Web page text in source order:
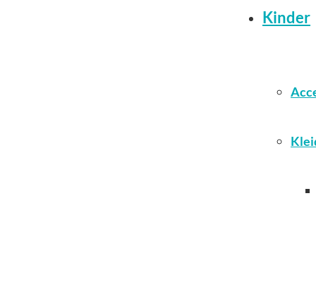
Kinder